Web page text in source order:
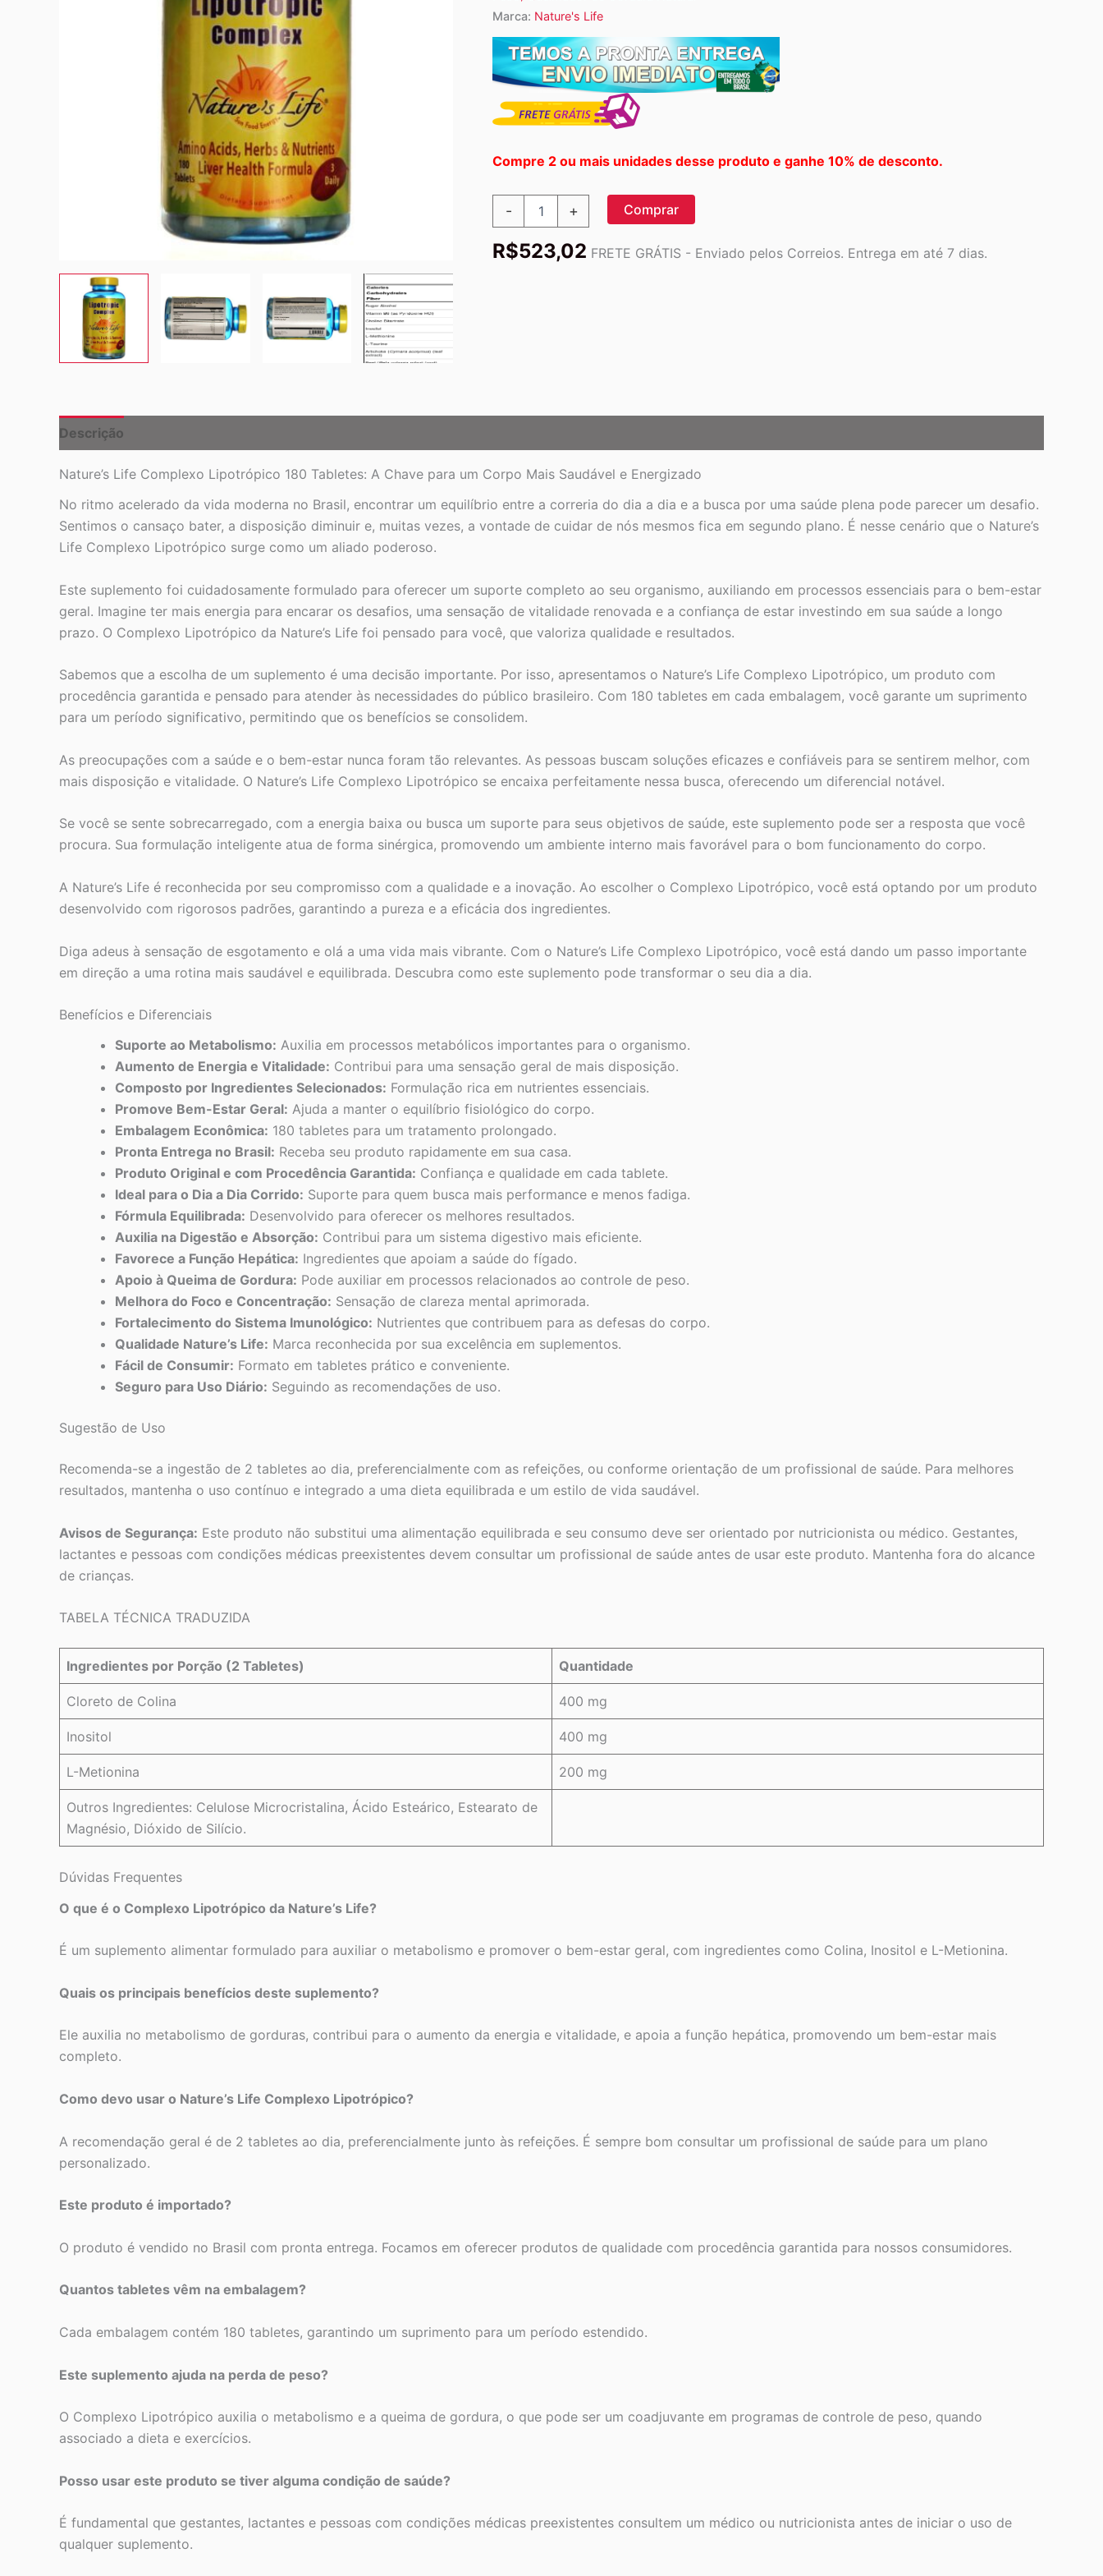
Marca: Nature's Life
Compre 2 ou mais unidades desse produto e ganhe 10% de desconto.
-
Lipotrópico
+ Comprar
R$523,02 FRETE GRÁTIS - Enviado pelos Correios. Entrega em até 7 dias.
Descrição
Nature’s Life Complexo Lipotrópico 180 Tabletes: A Chave para um Corpo Mais Saudável e Energizado
No ritmo acelerado da vida moderna no Brasil, encontrar um equilíbrio entre a correria do dia a dia e a busca por uma saúde plena pode parecer um desafio.
Sentimos o cansaço bater, a disposição diminuir e, muitas vezes, a vontade de cuidar de nós mesmos fica em segundo plano. É nesse cenário que o Nature’s
Life Complexo Lipotrópico surge como um aliado poderoso.
Este suplemento foi cuidadosamente formulado para oferecer um suporte completo ao seu organismo, auxiliando em processos essenciais para o bem-estar
geral. Imagine ter mais energia para encarar os desafios, uma sensação de vitalidade renovada e a confiança de estar investindo em sua saúde a longo
prazo. O Complexo Lipotrópico da Nature’s Life foi pensado para você, que valoriza qualidade e resultados.
Sabemos que a escolha de um suplemento é uma decisão importante. Por isso, apresentamos o Nature’s Life Complexo Lipotrópico, um produto com
procedência garantida e pensado para atender às necessidades do público brasileiro. Com 180 tabletes em cada embalagem, você garante um suprimento
para um período significativo, permitindo que os benefícios se consolidem.
As preocupações com a saúde e o bem-estar nunca foram tão relevantes. As pessoas buscam soluções eficazes e confiáveis para se sentirem melhor, com
mais disposição e vitalidade. O Nature’s Life Complexo Lipotrópico se encaixa perfeitamente nessa busca, oferecendo um diferencial notável.
Se você se sente sobrecarregado, com a energia baixa ou busca um suporte para seus objetivos de saúde, este suplemento pode ser a resposta que você
procura. Sua formulação inteligente atua de forma sinérgica, promovendo um ambiente interno mais favorável para o bom funcionamento do corpo.
A Nature’s Life é reconhecida por seu compromisso com a qualidade e a inovação. Ao escolher o Complexo Lipotrópico, você está optando por um produto
desenvolvido com rigorosos padrões, garantindo a pureza e a eficácia dos ingredientes.
Diga adeus à sensação de esgotamento e olá a uma vida mais vibrante. Com o Nature’s Life Complexo Lipotrópico, você está dando um passo importante
em direção a uma rotina mais saudável e equilibrada. Descubra como este suplemento pode transformar o seu dia a dia.
Benefícios e Diferenciais
Suporte ao Metabolismo: Auxilia em processos metabólicos importantes para o organismo.
Aumento de Energia e Vitalidade: Contribui para uma sensação geral de mais disposição.
Composto por Ingredientes Selecionados: Formulação rica em nutrientes essenciais.
Promove Bem-Estar Geral: Ajuda a manter o equilíbrio fisiológico do corpo.
Embalagem Econômica: 180 tabletes para um tratamento prolongado.
Pronta Entrega no Brasil: Receba seu produto rapidamente em sua casa.
Produto Original e com Procedência Garantida: Confiança e qualidade em cada tablete.
Ideal para o Dia a Dia Corrido: Suporte para quem busca mais performance e menos fadiga.
Fórmula Equilibrada: Desenvolvido para oferecer os melhores resultados.
Auxilia na Digestão e Absorção: Contribui para um sistema digestivo mais eficiente.
Favorece a Função Hepática: Ingredientes que apoiam a saúde do fígado.
Apoio à Queima de Gordura: Pode auxiliar em processos relacionados ao controle de peso.
Melhora do Foco e Concentração: Sensação de clareza mental aprimorada.
Fortalecimento do Sistema Imunológico: Nutrientes que contribuem para as defesas do corpo.
Qualidade Nature’s Life: Marca reconhecida por sua excelência em suplementos.
Fácil de Consumir: Formato em tabletes prático e conveniente.
Seguro para Uso Diário: Seguindo as recomendações de uso.
Sugestão de Uso
Recomenda-se a ingestão de 2 tabletes ao dia, preferencialmente com as refeições, ou conforme orientação de um profissional de saúde. Para melhores
resultados, mantenha o uso contínuo e integrado a uma dieta equilibrada e um estilo de vida saudável.
Avisos de Segurança: Este produto não substitui uma alimentação equilibrada e seu consumo deve ser orientado por nutricionista ou médico. Gestantes,
lactantes e pessoas com condições médicas preexistentes devem consultar um profissional de saúde antes de usar este produto. Mantenha fora do alcance
de crianças.
TABELA TÉCNICA TRADUZIDA
Ingredientes por Porção (2 Tabletes) Quantidade
Cloreto de Colina 400 mg
Inositol 400 mg
L-Metionina 200 mg
Outros Ingredientes: Celulose Microcristalina, Ácido Esteárico, Estearato de
Magnésio, Dióxido de Silício.
Dúvidas Frequentes
O que é o Complexo Lipotrópico da Nature’s Life?
É um suplemento alimentar formulado para auxiliar o metabolismo e promover o bem-estar geral, com ingredientes como Colina, Inositol e L-Metionina.
Quais os principais benefícios deste suplemento?
Ele auxilia no metabolismo de gorduras, contribui para o aumento da energia e vitalidade, e apoia a função hepática, promovendo um bem-estar mais
completo.
Como devo usar o Nature’s Life Complexo Lipotrópico?
A recomendação geral é de 2 tabletes ao dia, preferencialmente junto às refeições. É sempre bom consultar um profissional de saúde para um plano
personalizado.
Este produto é importado?
O produto é vendido no Brasil com pronta entrega. Focamos em oferecer produtos de qualidade com procedência garantida para nossos consumidores.
Quantos tabletes vêm na embalagem?
Cada embalagem contém 180 tabletes, garantindo um suprimento para um período estendido.
Este suplemento ajuda na perda de peso?
O Complexo Lipotrópico auxilia o metabolismo e a queima de gordura, o que pode ser um coadjuvante em programas de controle de peso, quando
associado a dieta e exercícios.
Posso usar este produto se tiver alguma condição de saúde?
É fundamental que gestantes, lactantes e pessoas com condições médicas preexistentes consultem um médico ou nutricionista antes de iniciar o uso de
qualquer suplemento.